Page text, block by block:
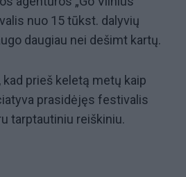
nuo 15 tūkst. dalyvių
daugiau nei dešimt kartų.
kad prieš keletą metų kaip
prasidėjęs festivalis
tarptautiniu reiškiniu.